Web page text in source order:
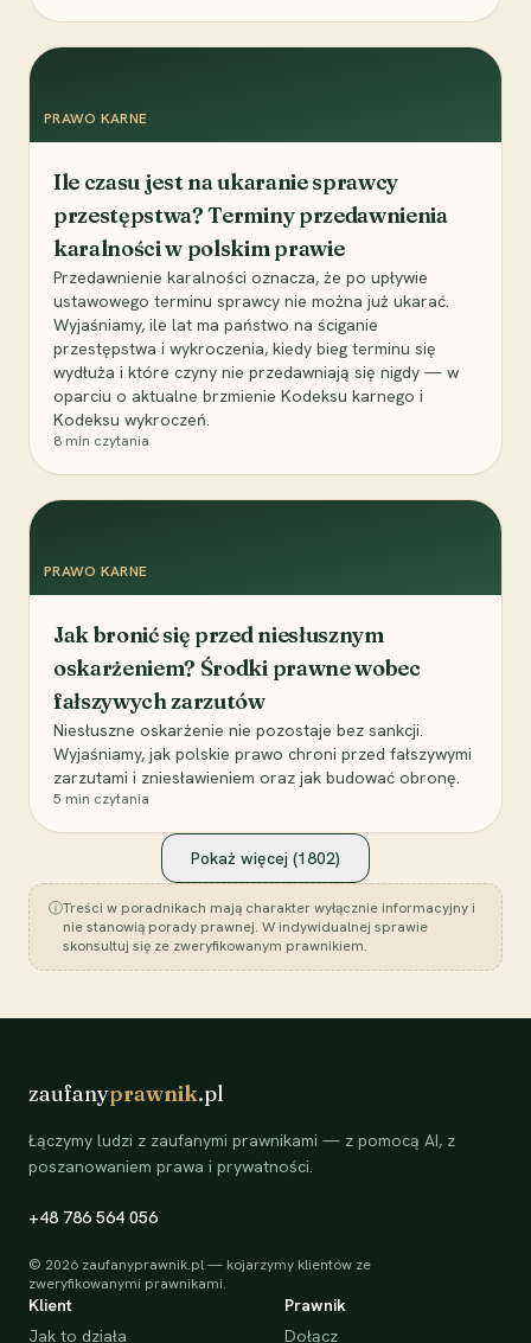
PRAWO KARNE
Ile czasu jest na ukaranie sprawcy
przestępstwa? Terminy przedawnienia
karalności w polskim prawie
Przedawnienie karalności oznacza, że po upływie
ustawowego terminu sprawcy nie można już ukarać.
Wyjaśniamy, ile lat ma państwo na ściganie
przestępstwa i wykroczenia, kiedy bieg terminu się
wydłuża i które czyny nie przedawniają się nigdy — w
oparciu o aktualne brzmienie Kodeksu karnego i
Kodeksu wykroczeń.
8 min czytania
PRAWO KARNE
Jak bronić się przed niesłusznym
oskarżeniem? Środki prawne wobec
fałszywych zarzutów
Niesłuszne oskarżenie nie pozostaje bez sankcji.
Wyjaśniamy, jak polskie prawo chroni przed fałszywymi
zarzutami i zniesławieniem oraz jak budować obronę.
5 min czytania
Pokaż więcej (1802)
ⓘTreści w poradnikach mają charakter wyłącznie informacyjny i
nie stanowią porady prawnej. W indywidualnej sprawie
skonsultuj się ze zweryfikowanym prawnikiem.
zaufanyprawnik.pl
Łączymy ludzi z zaufanymi prawnikami — z pomocą AI, z
poszanowaniem prawa i prywatności.
+48 786 564 056
© 2026 zaufanyprawnik.pl — kojarzymy klientów ze
zweryfikowanymi prawnikami.
Klient
Jak to działa
Prawnik
Dołącz